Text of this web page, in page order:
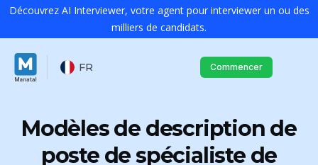
Découvrez AI Interviewer, votre agent pour interviewer un ou des
milliers de candidats.
FR Commencer
Modèles de description de
poste de spécialiste de